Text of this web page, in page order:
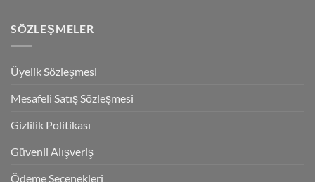
SÖZLEŞMELER
Üyelik Sözleşmesi
Mesafeli Satış Sözleşmesi
Gizlilik Politikası
Güvenli Alışveriş
Ödeme Seçenekleri